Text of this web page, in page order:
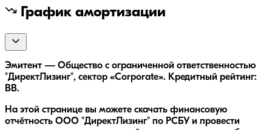
График амортизации
Эмитент — Общество с ограниченной ответственностью
"ДиректЛизинг", сектор «Corporate». Кредитный рейтинг:
BB.
На этой странице вы можете скачать финансовую
отчётность ООО "ДиректЛизинг" по РСБУ и провести